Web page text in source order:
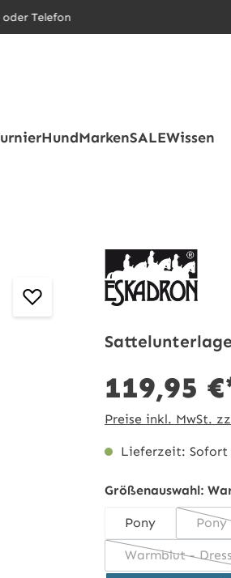
Telefon
HundMarkenSALEWissen
119,95
Preise inkl. MwSt.
Lieferzeit: Sofort
Größenauswahl:
Pony Pony
Warmblut -
(Diese